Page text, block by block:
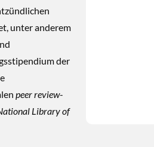
unter anderem
der
peer review-
Library of